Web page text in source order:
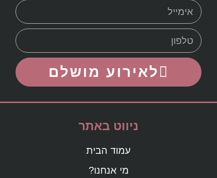
לאירוע מושלם
ניווט באתר
עמוד הבית
מי אנחנו?